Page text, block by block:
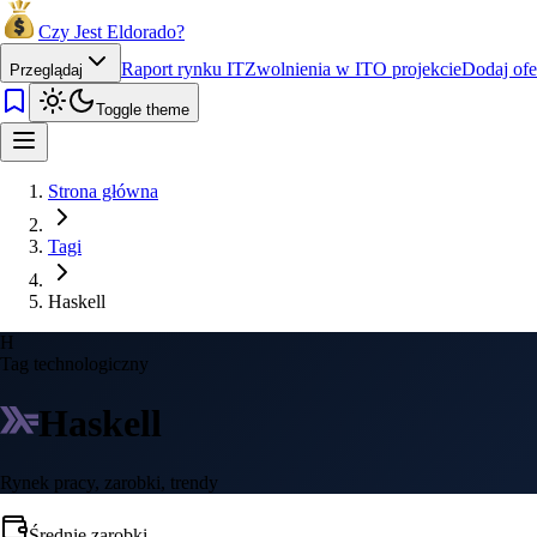
Czy Jest Eldorado?
Przeglądaj Raport rynku ITZwolnienia w ITO projekcieDodaj
Toggle theme
Strona główna
Tagi
Haskell
H
Tag technologiczny
Haskell
Rynek pracy, zarobki, trendy